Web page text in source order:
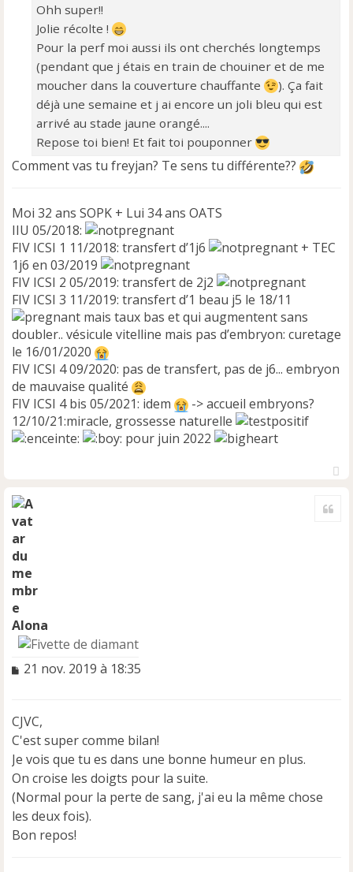
Ohh super!!
Jolie récolte !
Pour la perf moi aussi ils ont cherchés longtemps
(pendant que j étais en train de chouiner et de me
moucher dans la couverture chauffante
). Ça fait
déjà une semaine et j ai encore un joli bleu qui est
arrivé au stade jaune orangé....
Repose toi bien! Et fait toi pouponner
Comment vas tu freyjan? Te sens tu différente??
Moi 32 ans SOPK + Lui 34 ans OATS
IIU 05/2018:
FIV ICSI 1 11/2018: transfert d’1j6
+ TEC
1j6 en 03/2019
FIV ICSI 2 05/2019: transfert de 2j2
FIV ICSI 3 11/2019: transfert d’1 beau j5 le 18/11
mais taux bas et qui augmentent sans
doubler.. vésicule vitelline mais pas d’embryon: curetage
le 16/01/2020
FIV ICSI 4 09/2020: pas de transfert, pas de j6... embryon
de mauvaise qualité
FIV ICSI 4 bis 05/2021: idem
-> accueil embryons?
12/10/21:miracle, grossesse naturelle
pour juin 2022
Alona
M
s
a
g
e
n
o
n
l
u
21 nov. 2019 à 18:35
CJVC,
C'est super comme bilan!
Je vois que tu es dans une bonne humeur en plus.
On croise les doigts pour la suite.
(Normal pour la perte de sang, j'ai eu la même chose
les deux fois).
Bon repos!